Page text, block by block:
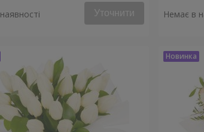
Уточнити Немає в